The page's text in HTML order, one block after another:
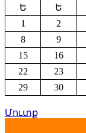
Ե
Ե
1
2
8
9
15
16
22
23
29
30
Մուտք